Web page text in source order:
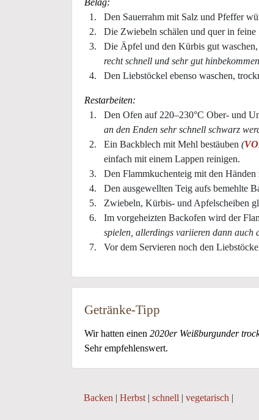
Belag:
Den Sauerrahm mit Salz und Pfeffer
Die Zwiebeln schälen und quer in
Die Äpfel und den Kürbis gut waschen,
recht schnell und sehr gut
Den Liebstöckel ebenso waschen,
Restarbeiten:
Den Ofen auf 220–230°C Ober- und
an den Enden sehr schnell schwarz
Ein Backblech mit Mehl bestäuben (
einfach mit einem Lappen reinigen.
Den Flammkuchenteig mit den
Den ausgewellten Teig aufs bemehlte
Zwiebeln, Kürbis- und Apfelscheiben
Im vorgeheizten Backofen wird der
spielen, allerdings variieren dann auch
Vor dem Servieren noch den
Getränke-Tipp
Wir hatten einen 2020er Weißburgunder
Sehr empfehlenswert.
Backen | Herbst | schnell | vegetarisch |